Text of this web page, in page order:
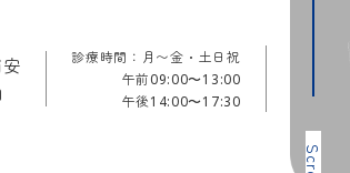
診療時間：月〜金・土日祝
午前09:00〜13:00
午後14:00〜17:30